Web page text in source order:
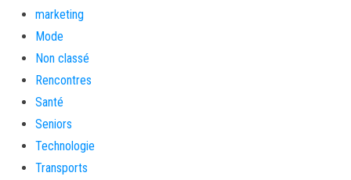
marketing
Mode
Non classé
Rencontres
Santé
Seniors
Technologie
Transports